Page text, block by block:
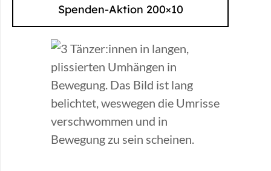
Spenden-Aktion 200×10